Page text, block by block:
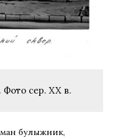
сер. XX в.
булыжник,